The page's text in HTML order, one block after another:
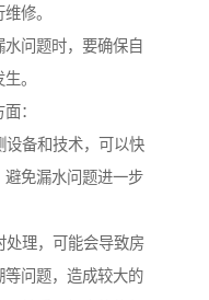
修。
问题时，要确保自
。
：
设备和技术，可以快
免漏水问题进一步
处理，可能会导致房
等问题，造成较大的